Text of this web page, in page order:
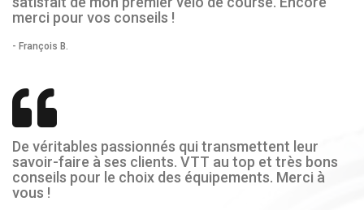
merci pour vos conseils !
- François B.
De véritables passionnés qui transmettent leur
savoir-faire à ses clients. VTT au top et très bons
conseils pour le choix des équipements. Merci à
vous !